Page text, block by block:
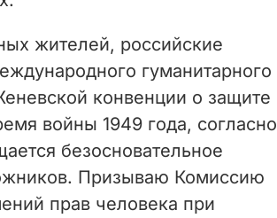
жителей, российские
гуманитарного
конвенции о защите
войны 1949 года, согласно
безосновательное
Призываю Комиссию
прав человека при